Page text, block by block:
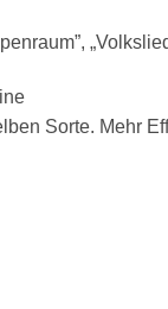
Sorte. Mehr